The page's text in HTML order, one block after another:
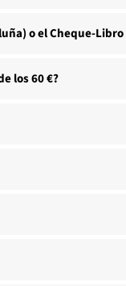
o el Cheque-
los 60 €?